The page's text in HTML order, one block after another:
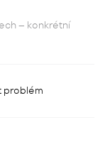
– konkrétní
problém